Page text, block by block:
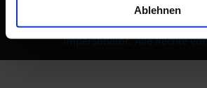
Ablehnen
© 2022 Johnny Depp-Double /
Impersonator. Alle Rechte